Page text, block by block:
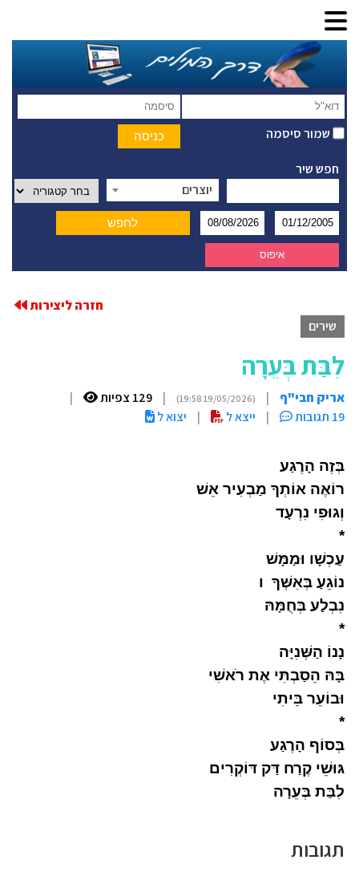
שמור סיסמה
חפש שיר
יוצרים
חזרה ליצירות
שירים
לִבַּת בְּעֵרָה
אריק חבי"ף |
(19/05/2026 19:58)
| 129 צפיות
|
19 תגובות
| ייצא ל | יצוא ל
בְּזֶה הָרֶגַע
רוֹאֶה אוֹתְךָ מַבְעִיר אֵשׁ
וְגוּפִי נִרְעָד
*
עַכְשָׁו וּמַמָּשׁ
נוֹגֵעַ בְּאִשְּׁךָ ו
נִבְלַע בְּחֻמָּהּ
*
נָנוֹ הַשְּׁנִיָּה
בָּהּ הֵסַבְתִּי אֶת רֹאשִׁי
וּבוֹעֵר בֵּיתִי
*
בְּסוֹף הָרֶגַע
גּוּשֵׁי קֶרַח דַּק דּוֹקְרִים
לִבַּת בְּעֵרָה
תגובות